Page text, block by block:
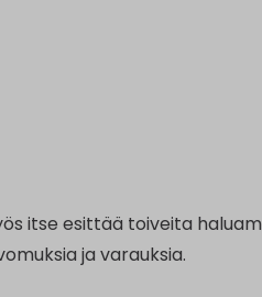
itse esittää toiveita
ja varauksia.